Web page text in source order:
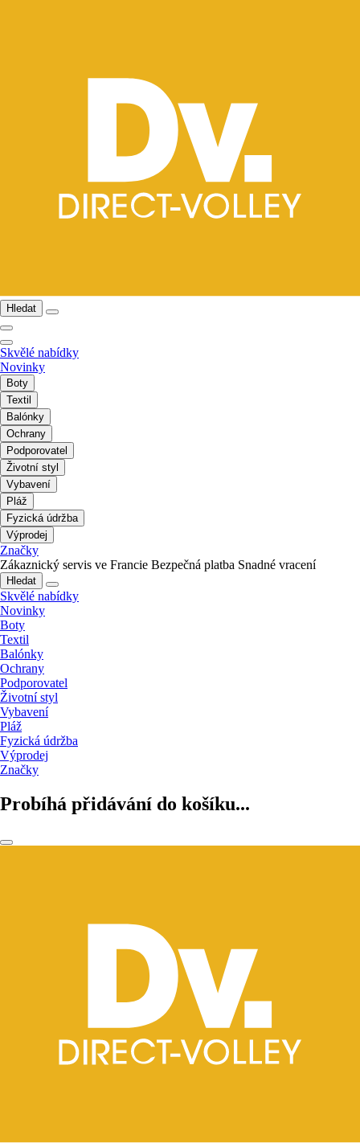
Hledat
Skvělé nabídky
Novinky
Boty
Textil
Balónky
Ochrany
Podporovatel
Životní styl
Vybavení
Pláž
Fyzická údržba
Výprodej
Značky
Zákaznický servis ve Francie Bezpečná platba Snadné vracení
Hledat
Skvělé nabídky
Novinky
Boty
Textil
Balónky
Ochrany
Podporovatel
Životní styl
Vybavení
Pláž
Fyzická údržba
Výprodej
Značky
Probíhá přidávání do košíku...